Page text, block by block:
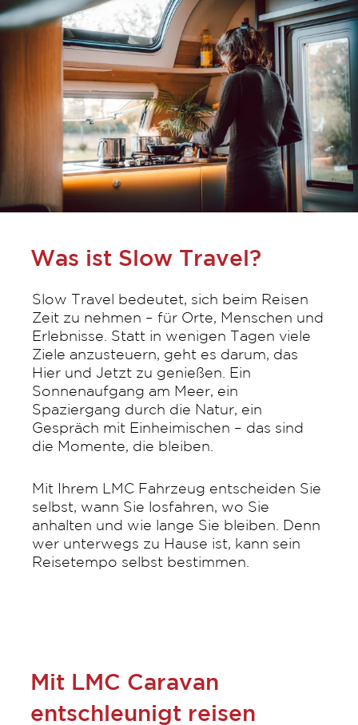
Was ist Slow Travel?
Slow Travel bedeutet, sich beim Reisen
Zeit zu nehmen – für Orte, Menschen und
Erlebnisse. Statt in wenigen Tagen viele
Ziele anzusteuern, geht es darum, das
Hier und Jetzt zu genießen. Ein
Sonnenaufgang am Meer, ein
Spaziergang durch die Natur, ein
Gespräch mit Einheimischen – das sind
die Momente, die bleiben.
Mit Ihrem LMC Fahrzeug entscheiden Sie
selbst, wann Sie losfahren, wo Sie
anhalten und wie lange Sie bleiben. Denn
wer unterwegs zu Hause ist, kann sein
Reisetempo selbst bestimmen.
Mit LMC Caravan
entschleunigt reisen